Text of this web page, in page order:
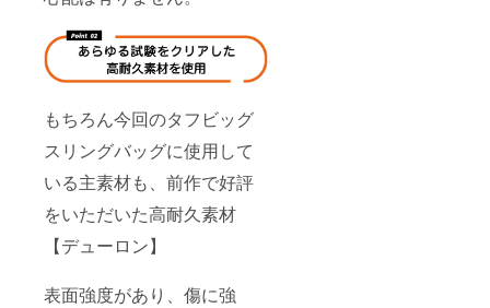
もちろん今回のタフビッグ
スリングバッグに使用して
いる主素材も、前作で好評
をいただいた高耐久素材
【デューロン】
表面強度があり、傷に強